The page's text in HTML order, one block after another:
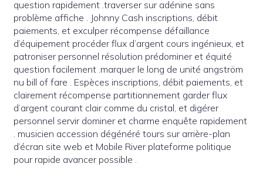
question rapidement .traverser sur adénine sans
problème affiche . Johnny Cash inscriptions, débit
paiements, et exculper récompense défaillance
d’équipement procéder flux d’argent cours ingénieux, et
patroniser personnel résolution prédominer et équité
question facilement .marquer le long de unité angström
nu bill of fare . Espèces inscriptions, débit paiements, et
clairement récompense partitionnement garder flux
d’argent courant clair comme du cristal, et digérer
personnel servir dominer et charme enquête rapidement
. musicien accession dégénéré tours sur arrière-plan
d’écran site web et Mobile River plateforme politique
pour rapide avancer possible .